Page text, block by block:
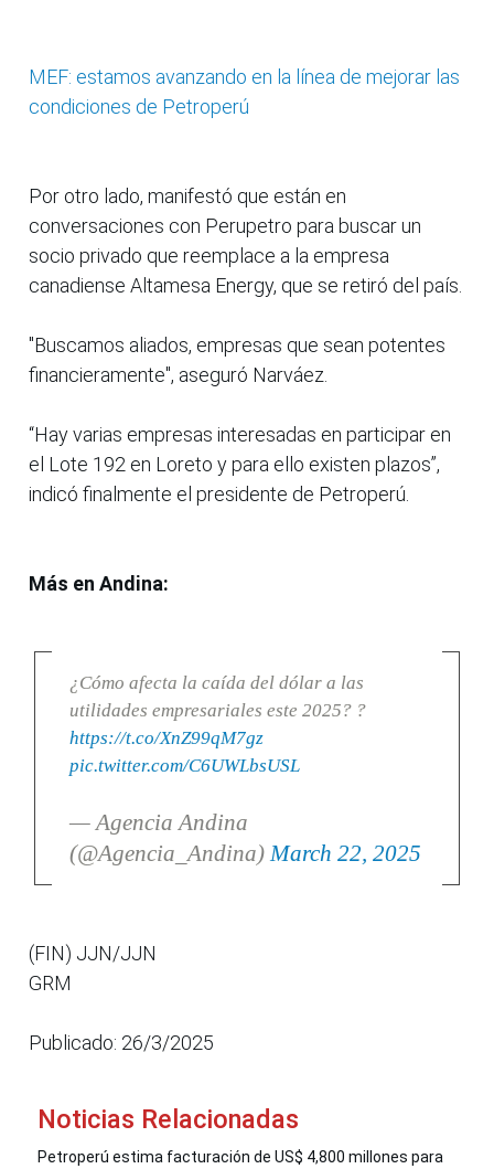
MEF: estamos avanzando en la línea de mejorar las
condiciones de Petroperú
Por otro lado, manifestó que están en
conversaciones con Perupetro para buscar un
socio privado que reemplace a la empresa
canadiense Altamesa Energy, que se retiró del país.
"Buscamos aliados, empresas que sean potentes
financieramente", aseguró Narváez.
“Hay varias empresas interesadas en participar en
el Lote 192 en Loreto y para ello existen plazos”,
indicó finalmente el presidente de Petroperú.
Más en Andina:
¿Cómo afecta la caída del dólar a las
utilidades empresariales este 2025? ?
https://t.co/XnZ99qM7gz
pic.twitter.com/C6UWLbsUSL
— Agencia Andina
(@Agencia_Andina) March 22, 2025
(FIN) JJN/JJN
GRM
Publicado: 26/3/2025
Noticias Relacionadas
Petroperú estima facturación de US$ 4,800 millones para